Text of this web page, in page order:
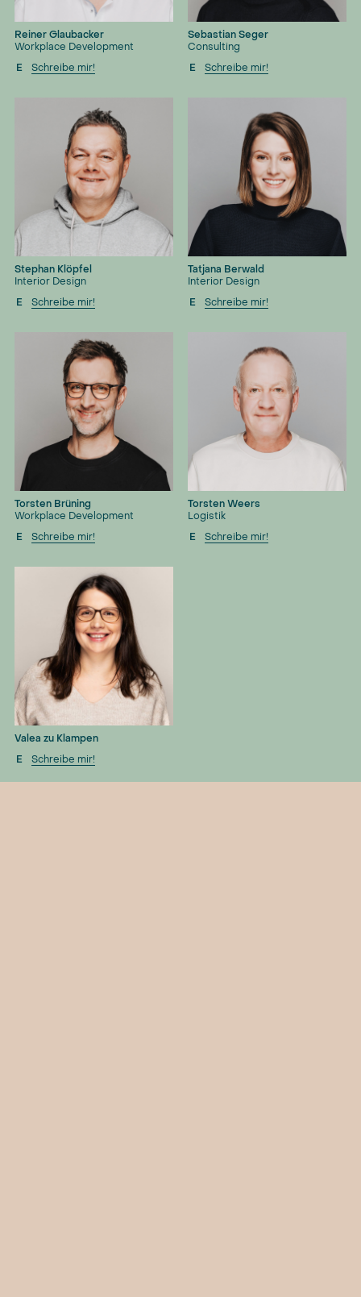
Reiner Glaubacker
Workplace Development
E
Schreibe mir!
Sebastian Seger
Consulting
E
Schreibe mir!
Stephan Klöpfel
Interior Design
E
Schreibe mir!
Tatjana Berwald
Interior Design
E
Schreibe mir!
Torsten Brüning
Workplace Development
E
Schreibe mir!
Torsten Weers
Logistik
E
Schreibe mir!
Valea zu Klampen
E
Schreibe mir!